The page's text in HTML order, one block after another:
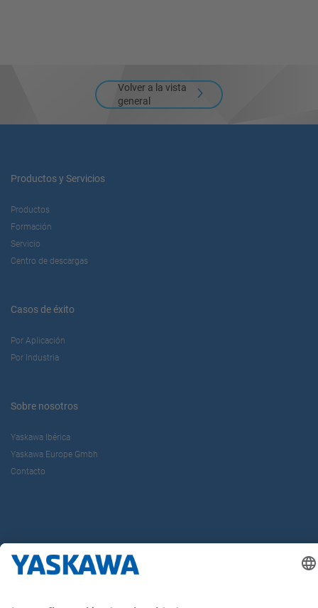
Volver a la vista
general
Productos y Servicios
Productos
Formación
Servicio
Centro de descargas
Casos de éxito
Por Aplicación
Por Industria
Sobre nosotros
Yaskawa Ibérica
Yaskawa Europe Gmbh
Contacto
¡Síguenos!